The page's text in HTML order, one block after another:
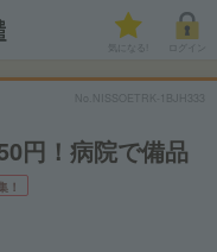
気になる!
No.NISSOETRK-1BJH333
円！病院で備品
！